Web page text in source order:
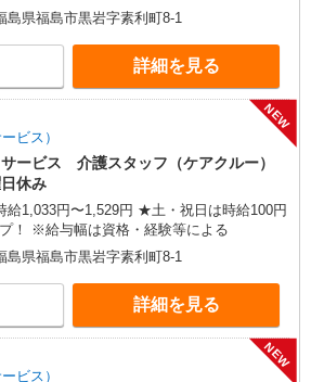
島県福島市黒岩字素利町8-1
詳細を見る
ビス）
NEW
ービス 介護スタッフ（ケアクルー）
休み
1,033円〜1,529円 ★土・祝日は時給100円
！ ※給与幅は資格・経験等による
島県福島市黒岩字素利町8-1
詳細を見る
ビス）
NEW